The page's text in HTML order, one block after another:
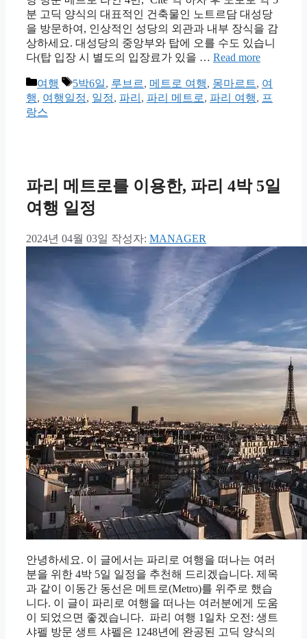
분 고딕 양식의 대표적인 건축물인 노트르담 대성당
을 방문하여, 인상적인 성당의 외관과 내부 장식을 감
상하세요. 대성당의 중앙부와 탑에 오를 수도 있습니
다(탑 입장 시 별도의 입장료가 있을 … Read more
카
테
고
여행
태
그
5박6일, 루브르, 메트로 여행, 몽마르트, 여
행, 여행일정, 일정, 파리 , 파리 메트로, 파리 여행, 프
랑스
파리 메트로를 이용한, 파리 4박 5일
여행 일정
2024년 04월 03일 작성자: MANAGER
안녕하세요. 이 글에서는 파리로 여행을 떠나는 여러
분을 위한 4박 5일 일정을 추천해 드리겠습니다. 제목
과 같이 이동간 동선은 메트로(Metro)를 위주로 했습
니다. 이 글이 파리로 여행을 떠나는 여러분에게 도움
이 되었으면 좋겠습니다. 파리 여행 1일차 오전: 생트
샤펠 방문 생트 샤펠은 1248년에 완공된 고딕 양식의